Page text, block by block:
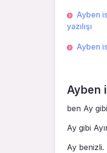
Ayben
yazılışı
Ayben
Ayben
ben Ay
Ay gibi
Ay benizli.